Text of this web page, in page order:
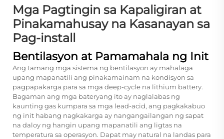
Mga Pagtingin sa Kapaligiran at
Pinakamahusay na Kasanayan sa
Pag-install
Bentilasyon at Pamamahala ng Init
Ang tamang mga sistema ng bentilasyon ay mahalaga
upang mapanatili ang pinakamainam na kondisyon sa
pagpapakarga para sa mga deep-cycle na lithium battery.
Bagaman ang mga bateryang ito ay naglalabas ng
kaunting gas kumpara sa mga lead-acid, ang pagkakabuo
ng init habang nagkakarga ay nangangailangan ng sapat
na daloy ng hangin upang mapanatili ang ligtas na
temperatura sa operasyon. Dapat may natural na landas para